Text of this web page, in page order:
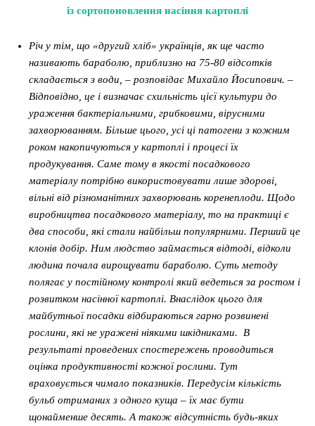
із сортопоновлення насіння картоплі
Річ у тім, що «другий хліб» українців, як ще часто
називають бараболю, приблизно на 75-80 відсотків
складається з води, – розповідає Михайло Йосипович. –
Відповідно, це і визначає схильність цієї культури до
ураження бактеріальними, грибковими, вірусними
захворюванням. Більше цього, усі ці патогени з кожним
роком накопичуються у картоплі і процесі їх
продукування. Саме тому в якості посадкового
матеріалу потрібно використовувати лише здорові,
вільні від різноманітних захворювань коренеплоди. Щодо
виробництва посадкового матеріалу, то на практиці є
два способи, які стали найбільш популярними. Перший це
клонів добір. Ним людство займається відтоді, відколи
людина почала вирощувати бараболю. Суть методу
полягає у постійному контролі який ведеться за ростом і
розвитком насінної картоплі. Внаслідок цього для
майбутньої посадки відбираються гарно розвинені
рослини, які не уражені ніякими шкідниками. В
результаті проведених спостережень проводиться
оцінка продуктивності кожної рослини. Тут
враховується чимало показників. Передусім кількість
бульб отриманих з одного куща – їх має бути
щонайменше десять. А також відсутність будь-яких